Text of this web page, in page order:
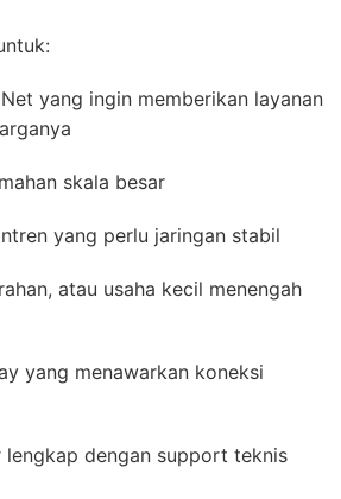
yang ingin memberikan layanan
skala besar
yang perlu jaringan stabil
atau usaha kecil menengah
yang menawarkan koneksi
lengkap dengan support teknis